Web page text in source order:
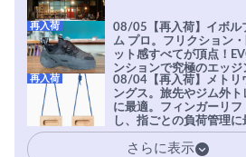
08/05【再入荷】イボル
ム プロ。フリクション
ット感すべてが頂点！
ンションで究極のエッジ
実現。進化系ラバーEvo-
を凌駕する粘着力で極小
安心感。
再入荷
08/04【再入荷】メトリ
ングス。旅先やジム外ト
に最適。フィンガーリフ
し、指ごとの負荷管理に
イマーの指を本気で鍛え
再入荷
さらに表示